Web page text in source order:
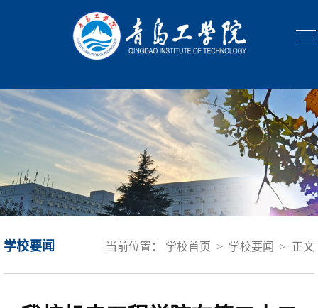
当前位置： 学校首页 > 学校要闻 > 正文
学校要闻